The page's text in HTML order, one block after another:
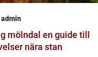
admin
en guide till
nära stan